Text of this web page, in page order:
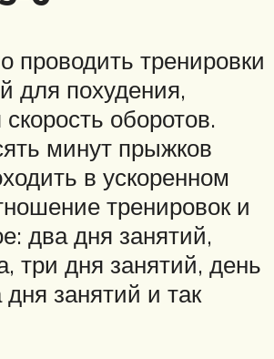
проводить тренировки
для похудения,
оборотов.
минут прыжков
в ускоренном
тренировок и
два дня занятий,
три дня занятий, день
занятий и так